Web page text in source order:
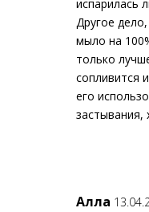
испарилась
Другое
мыло на
только
сопливится
его
застывания,
Алла